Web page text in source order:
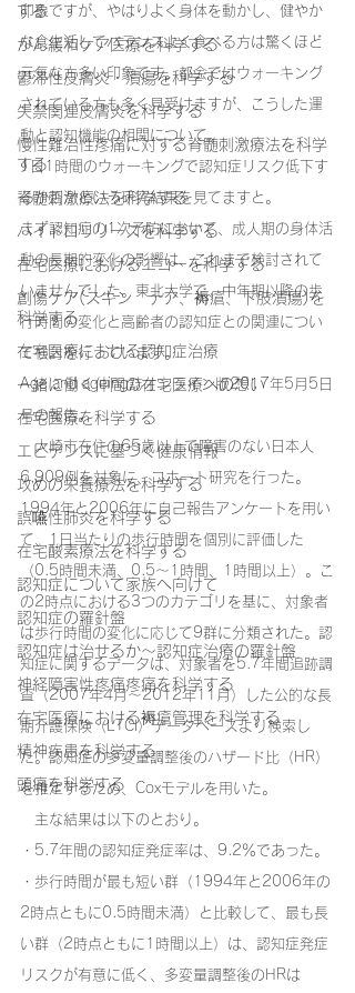
する
がん緩和ケア医療を科学する
鬱滞性皮膚炎・潰瘍を科学する
失禁関連皮膚炎を科学する
慢性難治性疼痛に対する脊髄刺激療法を科学
する
脊髄刺激療法を科学する
ハイドロリリースを科学する
在宅医療におけるエコーを科学する
創傷ケア(スキン テア、褥瘡、下肢潰瘍)を
科学する
在宅医療における認知症治療
一緒に働く仲間の在宅医療への想い
在宅医療を科学する
エビデンスに基づく健康情報
攻めの栄養療法を科学する
誤嚥性肺炎を科学する
在宅酸素療法を科学する
認知症について家族へ向けて
認知症の羅針盤
認知症は治せるか～認知症治療の羅針盤
神経障害性疼痛疼痛を科学する
在宅医療における褥瘡管理を科学する
精神疾患を科学する
頭痛を科学する
印象ですが、やはりよく身体を動かし、健やか
な食生活してバランスよく食べる方は驚くほど
元気な方多い印象です。都会ではウォーキング
されている方も多く見受けますが、こうした運
動と認知機能の相関について。
1日1時間のウォーキングで認知症リスク低下す
るか否かという研究結果を見てますと。
まず認知症の1次予防において、成人期の身体活
動の長期的変化の影響は、これまで検討されて
いませんでした。東北大学で、中年期以降の歩
行時間の変化と高齢者の認知症との関連につい
て検討を行っています。
Age and ageing誌オンライン版2017年5月5日
号の報告。
大崎市在住の65歳以上で障害のない日本人
6,909例を対象に、コホート研究を行った。
1994年と2006年に自己報告アンケートを用い
て、1日当たりの歩行時間を個別に評価した
（0.5時間未満、0.5～1時間、1時間以上）。こ
の2時点における3つのカテゴリを基に、対象者
は歩行時間の変化に応じて9群に分類された。認
知症に関するデータは、対象者を5.7年間追跡調
査（2007年4月～2012年11月）した公的な長
期介護保険（LTCI）データベースより検索し
た。認知症の多変量調整後のハザード比（HR）
を推定するため、Coxモデルを用いた。
主な結果は以下のとおり。
・5.7年間の認知症発症率は、9.2％であった。
・歩行時間が最も短い群（1994年と2006年の
2時点ともに0.5時間未満）と比較して、最も長
い群（2時点ともに1時間以上）は、認知症発症
リスクが有意に低く、多変量調整後のHRは